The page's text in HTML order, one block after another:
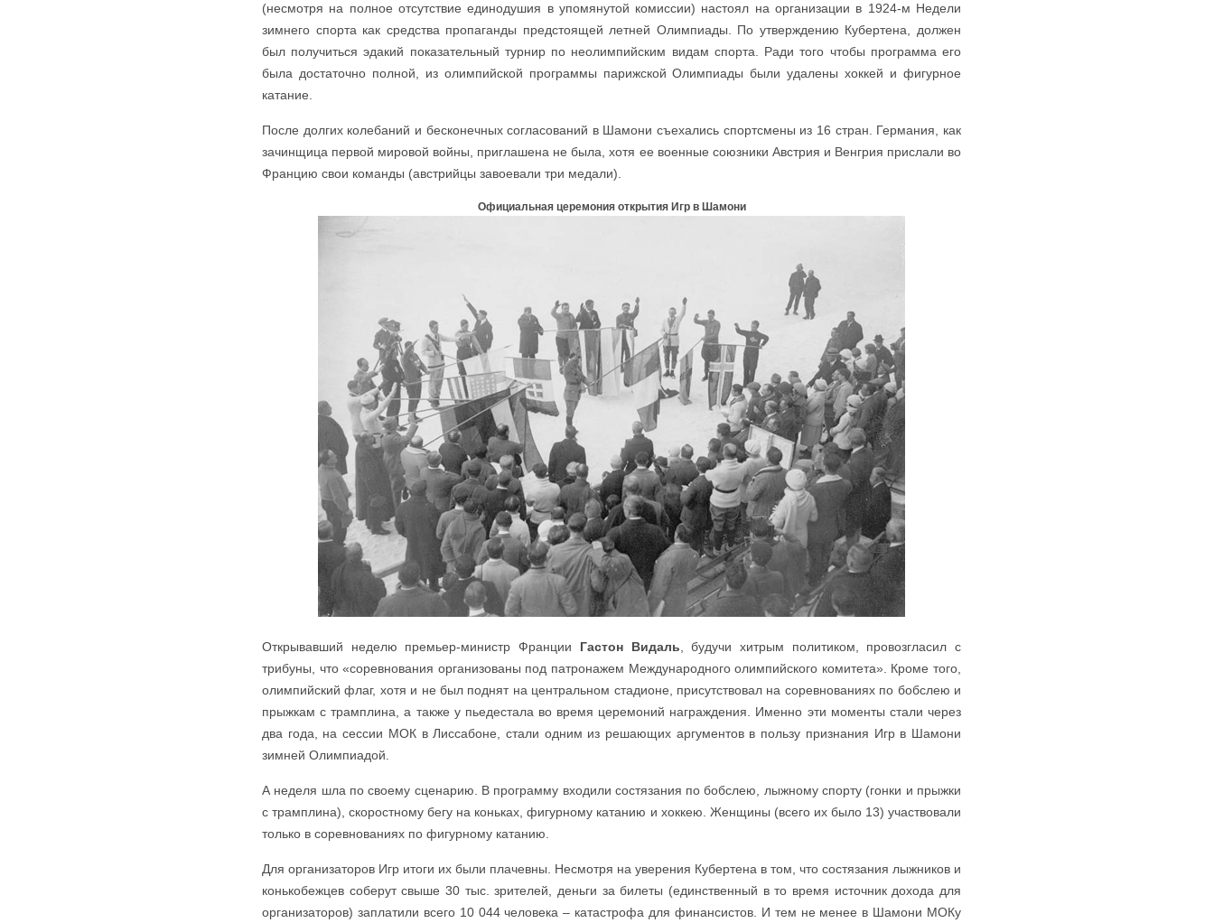
(несмотря на полное отсутствие единодушия в упомянутой комиссии) настоял на организации в 1924-м Недели
зимнего спорта как средства пропаганды предстоящей летней Олимпиады. По утверждению Кубертена, должен
был получиться эдакий показательный турнир по неолимпийским видам спорта. Ради того чтобы программа его
была достаточно полной, из олимпийской программы парижской Олимпиады были удалены хоккей и фигурное
катание.
После долгих колебаний и бесконечных согласований в Шамони съехались спортсмены из 16 стран. Германия, как
зачинщица первой мировой войны, приглашена не была, хотя ее военные союзники Австрия и Венгрия прислали во
Францию свои команды (австрийцы завоевали три медали).
Официальная церемония открытия Игр в Шамони
Открывавший неделю премьер-министр Франции Гастон Видаль , будучи хитрым политиком, провозгласил с
трибуны, что «соревнования организованы под патронажем Международного олимпийского комитета». Кроме того,
олимпийский флаг, хотя и не был поднят на центральном стадионе, присутствовал на соревнованиях по бобслею и
прыжкам с трамплина, а также у пьедестала во время церемоний награждения. Именно эти моменты стали через
два года, на сессии МОК в Лиссабоне, стали одним из решающих аргументов в пользу признания Игр в Шамони
зимней Олимпиадой.
А неделя шла по своему сценарию. В программу входили состязания по бобслею, лыжному спорту (гонки и прыжки
с трамплина), скоростному бегу на коньках, фигурному катанию и хоккею. Женщины (всего их было 13) участвовали
только в соревнованиях по фигурному катанию.
Для организаторов Игр итоги их были плачевны. Несмотря на уверения Кубертена в том, что состязания лыжников и
конькобежцев соберут свыше 30 тыс. зрителей, деньги за билеты (единственный в то время источник дохода для
организаторов) заплатили всего 10 044 человека – катастрофа для финансистов. И тем не менее в Шамони МОКу